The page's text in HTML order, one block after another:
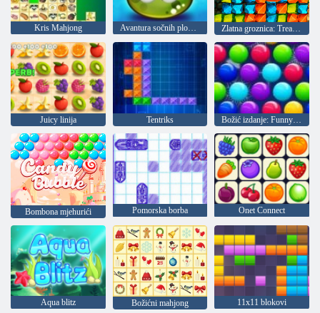
Kris Mahjong Avantura sočnih plodova Zlatna groznica: Treasure Hunter
Juicy linija Tentriks Božić izdanje: Funny mjehurića
Bombona mjehurići Pomorska borba Onet Connect
Aqua blitz Božićni mahjong 11x11 blokovi